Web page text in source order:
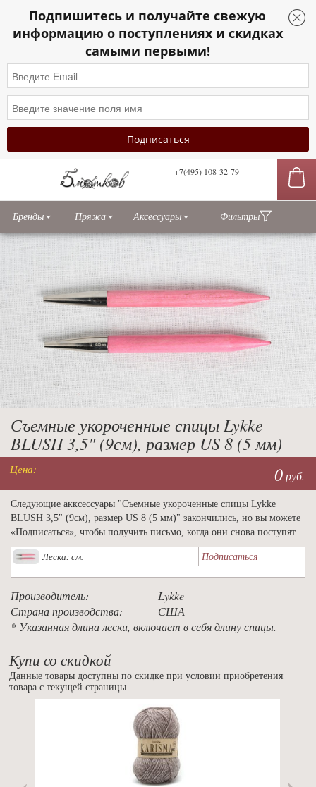
Подпишитесь и получайте свежую
информацию о поступлениях и скидках
самыми первыми!
+7(495) 108-32-79
Бренды Пряжа Аксессуары Фильтры
Съемные укороченные спицы Lykke
BLUSH 3,5" (9см), размер US 8 (5 мм)
Цена: 0руб.
Следующие акксессуары "Съемные укороченные спицы Lykke
BLUSH 3,5" (9см), размер US 8 (5 мм)" закончились, но вы можете
«Подписаться», чтобы получить письмо, когда они снова поступят.
Леска: см. Подписаться
Производитель:
Lykke
Страна производства:
США
* Указанная длина лески, включает в себя длину спицы.
Купи со скидкой
Данные товары доступны по скидке при условии приобретения
товара с текущей страницы